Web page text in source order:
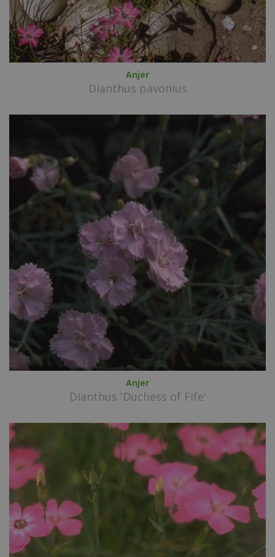
Anjer
Dianthus pavonius
Anjer
Dianthus 'Duchess of Fife'